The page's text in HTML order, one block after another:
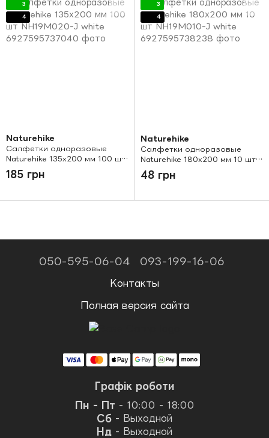
3
4
Naturehike
Салфетки одноразовые
Naturehike 135х200 мм 100 шт
NH19M020-J white
185 грн
3
4
Naturehike
Салфетки одноразовые
Naturehike 180х200 мм 10 шт
NH19M010-J white
48 грн
050-595-06-04 093-199-16-06
Контакты
Полная версия сайта
Графік роботи
Пн - Пт - 10:00 - 18:00
Сб - Выходной
Нд - Выходной